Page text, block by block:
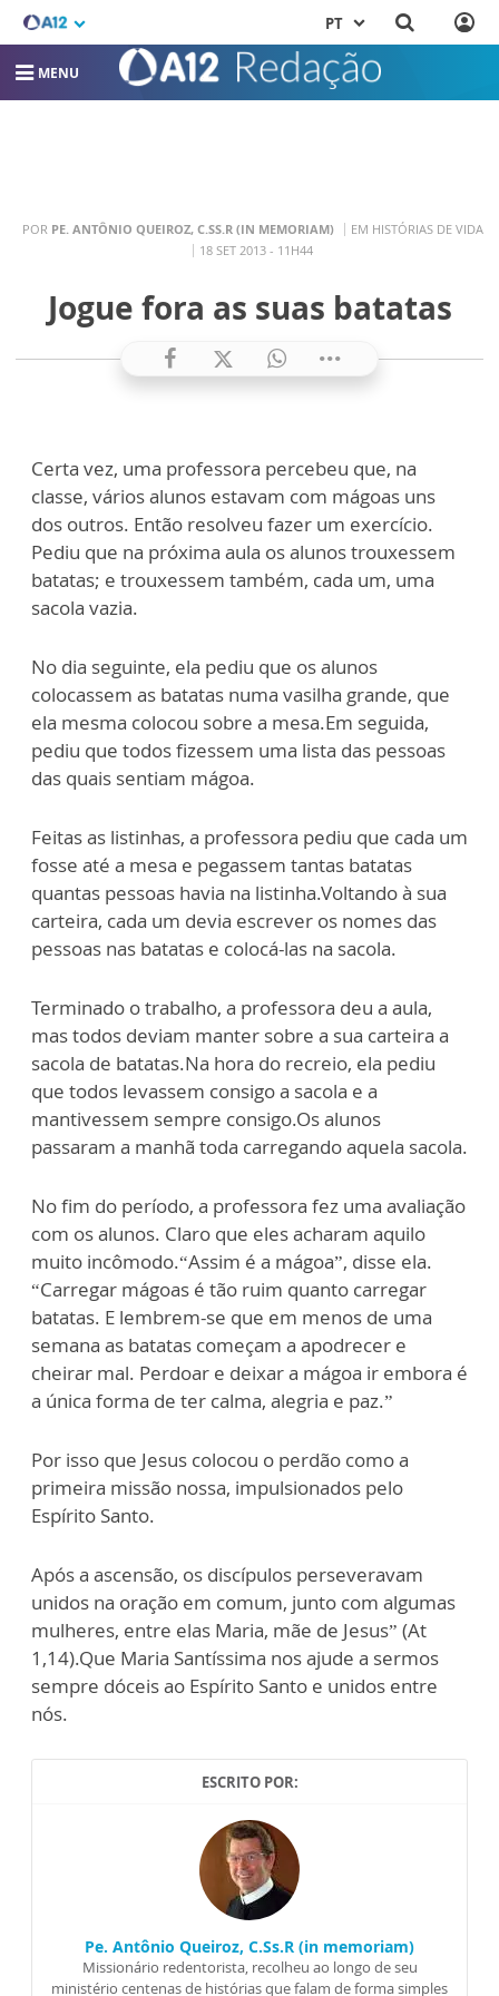
PT
MENU
POR PE. ANTÔNIO QUEIROZ, C.SS.R (IN MEMORIAM)
EM HISTÓRIAS DE VIDA
18 SET 2013 - 11H44
Jogue fora as suas batatas
Certa vez, uma professora percebeu que, na
classe, vários alunos estavam com mágoas uns
dos outros. Então resolveu fazer um exercício.
Pediu que na próxima aula os alunos trouxessem
batatas; e trouxessem também, cada um, uma
sacola vazia.
No dia seguinte, ela pediu que os alunos
colocassem as batatas numa vasilha grande, que
ela mesma colocou sobre a mesa.Em seguida,
pediu que todos fizessem uma lista das pessoas
das quais sentiam mágoa.
Feitas as listinhas, a professora pediu que cada um
fosse até a mesa e pegassem tantas batatas
quantas pessoas havia na listinha.Voltando à sua
carteira, cada um devia escrever os nomes das
pessoas nas batatas e colocá-las na sacola.
Terminado o trabalho, a professora deu a aula,
mas todos deviam manter sobre a sua carteira a
sacola de batatas.Na hora do recreio, ela pediu
que todos levassem consigo a sacola e a
mantivessem sempre consigo.Os alunos
passaram a manhã toda carregando aquela sacola.
No fim do período, a professora fez uma avaliação
com os alunos. Claro que eles acharam aquilo
muito incômodo.“Assim é a mágoa”, disse ela.
“Carregar mágoas é tão ruim quanto carregar
batatas. E lembrem-se que em menos de uma
semana as batatas começam a apodrecer e
cheirar mal. Perdoar e deixar a mágoa ir embora é
a única forma de ter calma, alegria e paz.”
Por isso que Jesus colocou o perdão como a
primeira missão nossa, impulsionados pelo
Espírito Santo.
Após a ascensão, os discípulos perseveravam
unidos na oração em comum, junto com algumas
mulheres, entre elas Maria, mãe de Jesus” (At
1,14).Que Maria Santíssima nos ajude a sermos
sempre dóceis ao Espírito Santo e unidos entre
nós.
ESCRITO POR:
Pe. Antônio Queiroz, C.Ss.R (in memoriam)
Missionário redentorista, recolheu ao longo de seu
ministério centenas de histórias que falam de forma simples